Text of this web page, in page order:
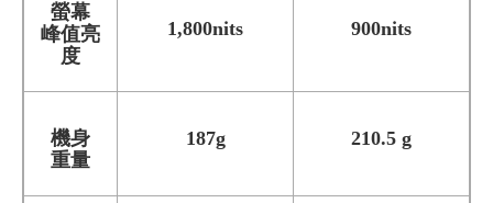
螢幕
峰值亮
度
1,800nits 900nits
機身
重量
187g 210.5 g